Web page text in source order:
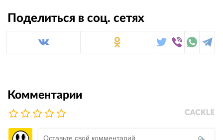
Поделиться в соц. сетях
Комментарии